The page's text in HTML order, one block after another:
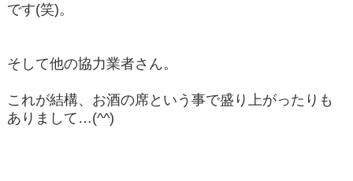
です(笑)。
そして他の協力業者さん。
これが結構、お酒の席という事で盛り上がったりも
ありまして…(^^)